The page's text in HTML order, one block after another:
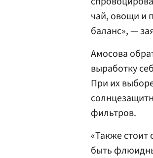
чай, овощи и
баланс», —
Амосова
выработку
При их
фильтров.
«Также стоит
быть